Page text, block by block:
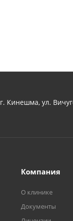
г. Кинешма, ул.
Компания
О клинике
Документы